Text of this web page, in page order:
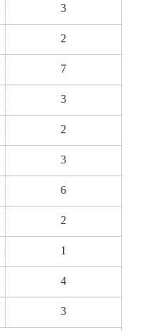
3
2
7
3
2
3
6
2
1
4
3